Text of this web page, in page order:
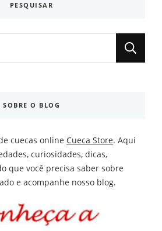
PESQUISAR
SOBRE O BLOG
cuecas online Cueca Store. Aqui
curiosidades, dicas,
que você precisa saber sobre
e acompanhe nosso blog.